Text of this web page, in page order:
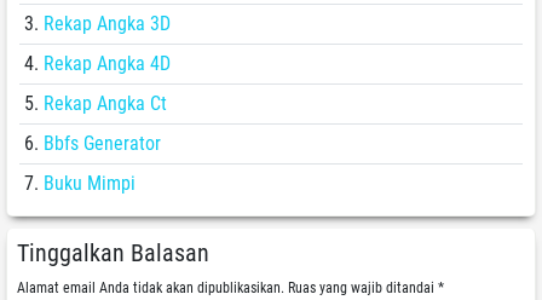
Rekap Angka 3D
Rekap Angka 4D
Rekap Angka Ct
Bbfs Generator
Buku Mimpi
Tinggalkan Balasan
Alamat email Anda tidak akan dipublikasikan. Ruas yang wajib ditandai *